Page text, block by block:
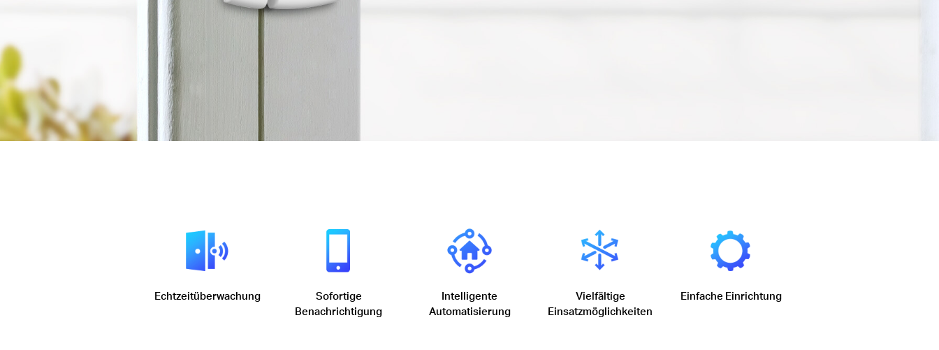
Echtzeitüberwachung
Sofortige
Benachrichtigung
Intelligente
Automatisierung
Vielfältige
Einsatzmöglichkeiten
Einfache Einrichtung